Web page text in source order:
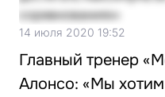
14 июля 2020 19:52
Главный тренер
Алонсо: «Мы